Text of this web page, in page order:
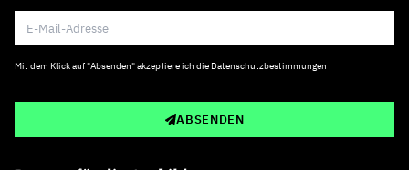
Mit dem Klick auf "Absenden" akzeptiere ich die Datenschutzbestimmungen
ABSENDEN